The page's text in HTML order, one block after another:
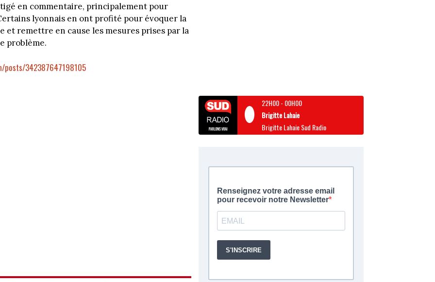
en commentaire, principalement pour
lyonnais en ont profité pour évoquer la
remettre en cause les mesures prises par la
problème.
posts/342387647198105
22H00- 00H00
Brigitte Lahaie
Brigitte Lahaie Sud Radio